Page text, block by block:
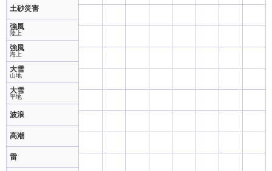
土砂災害
強風
陸上
強風
海上
大雪
山地
大雪
平地
波浪
高潮
雷